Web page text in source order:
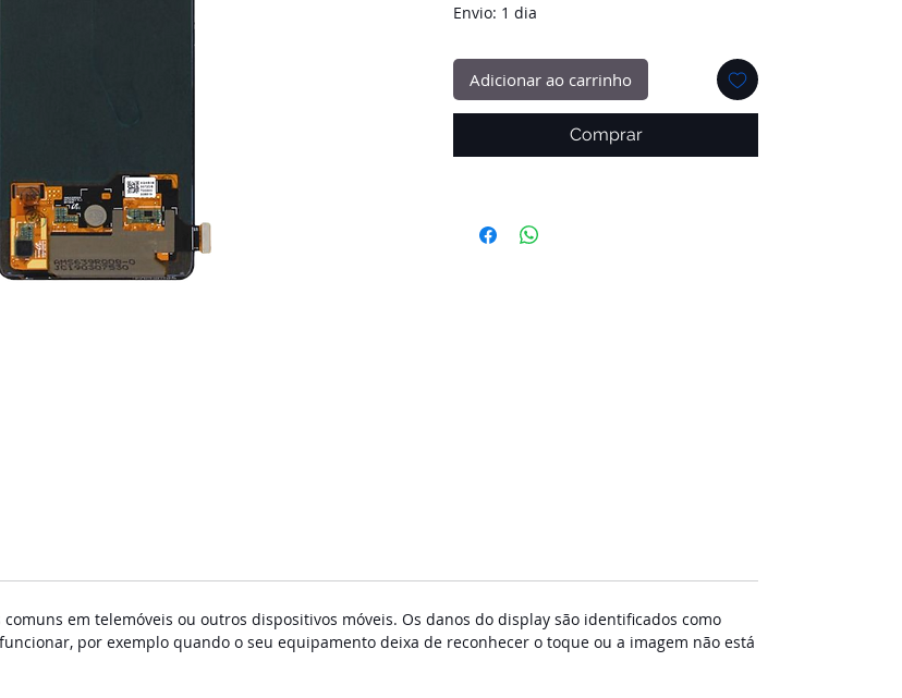
Envio: 1 dia
Adicionar ao carrinho
Comprar
em telemóveis ou outros dispositivos móveis. Os danos do display são identificados como
por exemplo quando o seu equipamento deixa de reconhecer o toque ou a imagem não está